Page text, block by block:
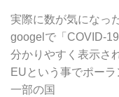
実際に数が気になっ
googelで「COVID-
分かりやすく表示さ
EUという事でポー
一部の国